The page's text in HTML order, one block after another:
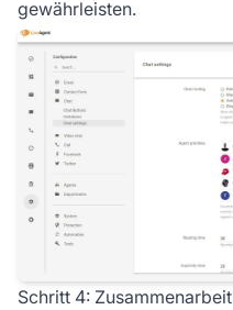
gewährleisten.
Schritt 4: Zusammenarbeit